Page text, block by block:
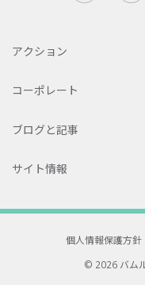
アクション
コーポレート
ブログと記事
サイト情報
個人情報保護方針
© 2026 バム